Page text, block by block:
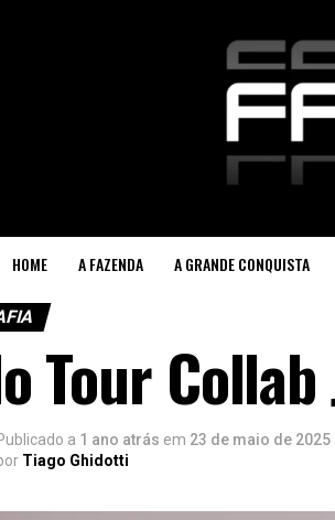
HOME A FAZENDA A GRANDE CONQUISTA
Tour
a 1 ano atrás em 23 de maio de 2025
Tiago Ghidotti